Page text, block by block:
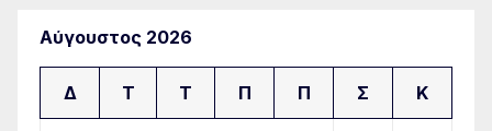
Αύγουστος 2026
Δ Τ Τ Π Π Σ Κ